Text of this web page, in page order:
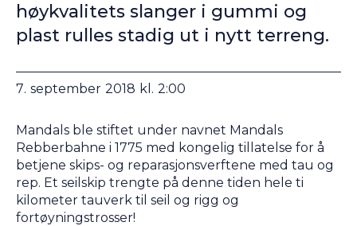
høykvalitets slanger i gummi og
plast rulles stadig ut i nytt terreng.
7. september 2018 kl. 2:00
Mandals ble stiftet under navnet Mandals
Rebberbahne i 1775 med kongelig tillatelse for å
betjene skips- og reparasjonsverftene med tau og
rep. Et seilskip trengte på denne tiden hele ti
kilometer tauverk til seil og rigg og
fortøyningstrosser!